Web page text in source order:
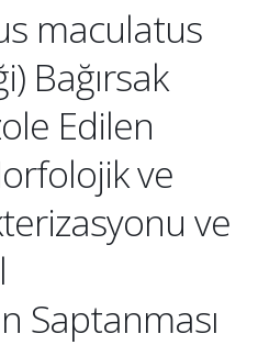
maculatus
Bağırsak
Edilen
ve
ve
Saptanması